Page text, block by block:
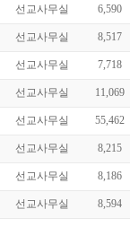
선교사무실 6,590
선교사무실 8,517
선교사무실 7,718
선교사무실 11,069
선교사무실 55,462
선교사무실 8,215
선교사무실 8,186
선교사무실 8,594